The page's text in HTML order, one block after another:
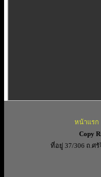
หน้าแรก
Copy
ที่อยู่ 37/306 ถ.ศ